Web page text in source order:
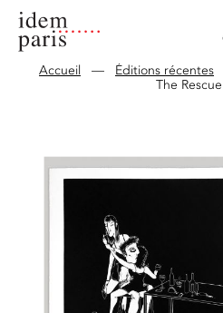
Accueil — Éditions récentes
The